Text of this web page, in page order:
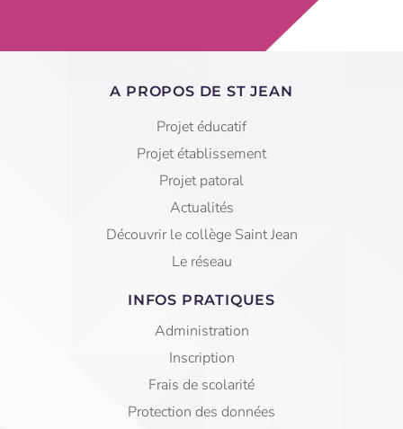
A PROPOS DE ST JEAN
Projet éducatif
Projet établissement
Projet patoral
Actualités
Découvrir le collège Saint Jean
Le réseau
INFOS PRATIQUES
Administration
Inscription
Frais de scolarité
Protection des données